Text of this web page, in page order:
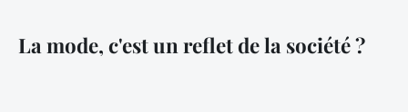
La mode, c'est un reflet de la société ?